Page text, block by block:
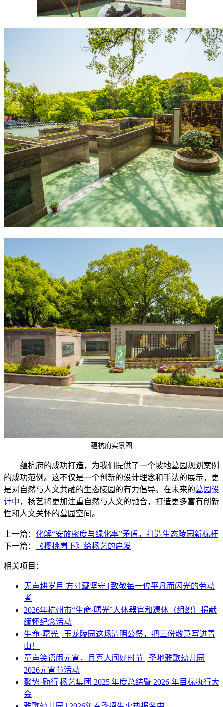
蕴杭府实景图
蕴杭府的成功打造，为我们提供了一个坡地墓园规划案例
的成功范例。这不仅是一个创新的设计理念和手法的展示，更
是对自然与人文共融的生态陵园的有力倡导。在未来的墓园设
计中，杨艺将更加注重自然与人文的融合，打造更多富有创新
性和人文关怀的墓园空间。
上一篇： 化解“安放密度与绿化率”矛盾，打造生态陵园新标杆
下一篇：
《樱桃崮下》给杨艺的启发
相关项目：
无声耕岁月 方寸藏坚守 | 致敬每一位平凡而闪光的劳动
者
2026年杭州市“生命·曙光”人体器官和遗体（组织）捐献
缅怀纪念活动
生命·曙光 | 玉龙陵园这场清明公祭，把三份敬意写进青
山！
童声笑语闹元宵，且喜人间好时节 | 圣地雅歌幼儿园
2026元宵节活动
聚势·励行|杨艺集团 2025 年度总结暨 2026 年目标执行大
会